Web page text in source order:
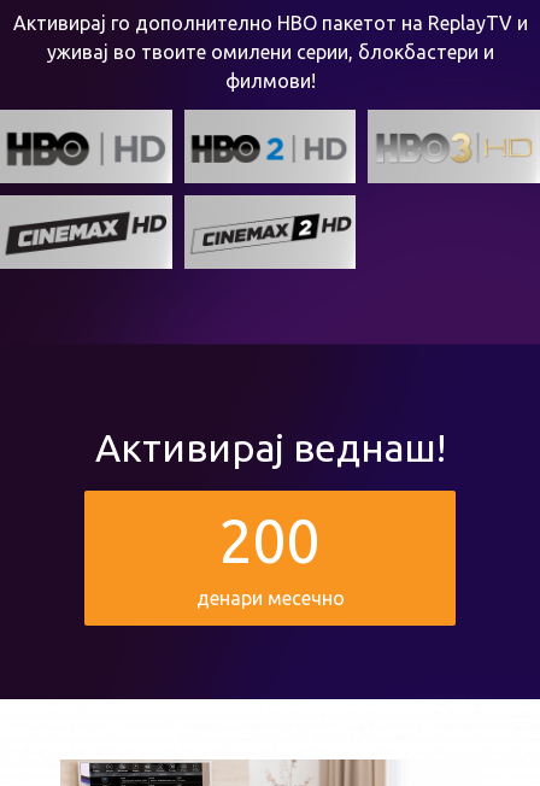
Активирај го дополнително HBO пакетот на ReplayTV и
уживај во твоите омилени серии, блокбастери и
филмови!
Активирај веднаш!
200
денари месечно